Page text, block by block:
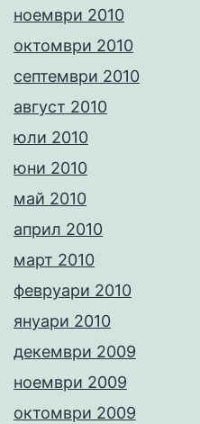
ноември 2010
октомври 2010
септември 2010
август 2010
юли 2010
юни 2010
май 2010
април 2010
март 2010
февруари 2010
януари 2010
декември 2009
ноември 2009
октомври 2009